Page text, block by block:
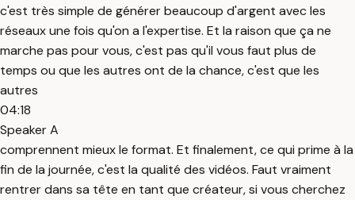
c'est très simple de générer beaucoup d'argent avec les
réseaux une fois qu'on a l'expertise. Et la raison que ça ne
marche pas pour vous, c'est pas qu'il vous faut plus de
temps ou que les autres ont de la chance, c'est que les
autres
04:18
Speaker A
comprennent mieux le format. Et finalement, ce qui prime à la
fin de la journée, c'est la qualité des vidéos. Faut vraiment
rentrer dans sa tête en tant que créateur, si vous cherchez